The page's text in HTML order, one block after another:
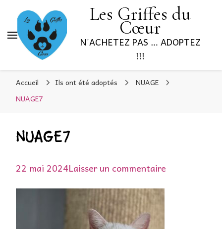
Les Griffes du
Cœur
N'ACHETEZ PAS … ADOPTEZ
!!!
Accueil Ils ont été adoptés
NUAGE
NUAGE7
NUAGE7
22 mai 2024Laisser un commentaire